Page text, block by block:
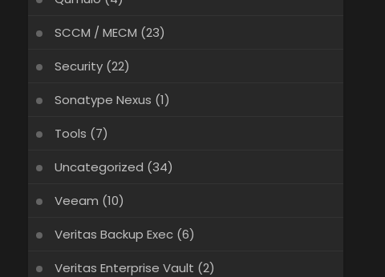
SCCM / MECM (23)
Security(22)
Sonatype Nexus (1)
Tools (7)
Uncategorized (34)
Veeam (10)
Veritas Backup Exec(6)
Veritas Enterprise Vault (2)